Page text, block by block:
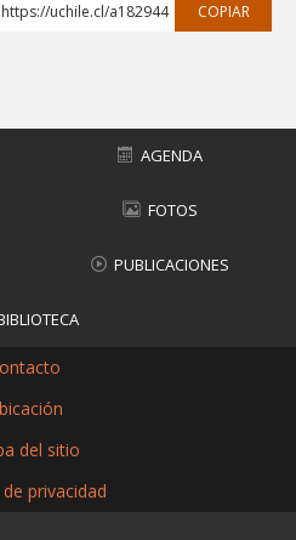
https://uchile.cl/a182944 COPIAR
AGENDA
FOTOS
PUBLICACIONES
del sitio
privacidad